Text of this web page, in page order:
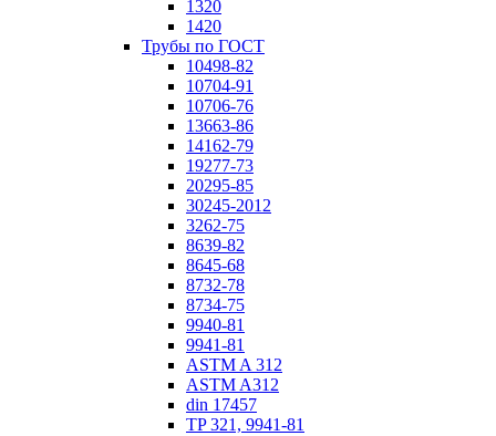
1320
1420
Трубы по ГОСТ
10498-82
10704-91
10706-76
13663-86
14162-79
19277-73
20295-85
30245-2012
3262-75
8639-82
8645-68
8732-78
8734-75
9940-81
9941-81
ASTM A 312
ASTM A312
din 17457
TP 321, 9941-81